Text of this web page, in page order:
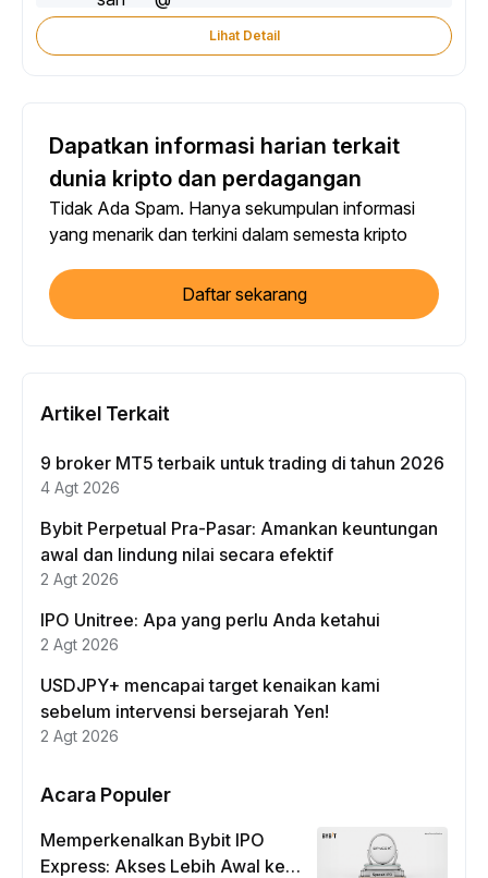
Lihat Detail
Dapatkan informasi harian terkait
dunia kripto dan perdagangan
Tidak Ada Spam. Hanya sekumpulan informasi
yang menarik dan terkini dalam semesta kripto
Daftar sekarang
Artikel Terkait
9 broker MT5 terbaik untuk trading di tahun 2026
4 Agt 2026
Bybit Perpetual Pra-Pasar: Amankan keuntungan
awal dan lindung nilai secara efektif
2 Agt 2026
IPO Unitree: Apa yang perlu Anda ketahui
2 Agt 2026
USDJPY+ mencapai target kenaikan kami
sebelum intervensi bersejarah Yen!
2 Agt 2026
Acara Populer
Memperkenalkan Bybit IPO
Express: Akses Lebih Awal ke